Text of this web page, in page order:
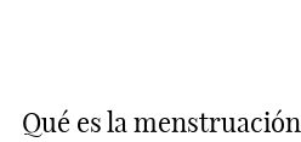
Qué es la menstruación